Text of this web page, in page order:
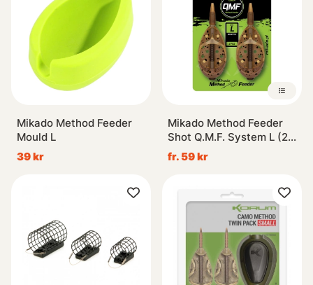
Mikado Method Feeder
Mould L
39 kr
Mikado Method Feeder
Shot Q.M.F. System L (2-
pack)
fr. 59 kr